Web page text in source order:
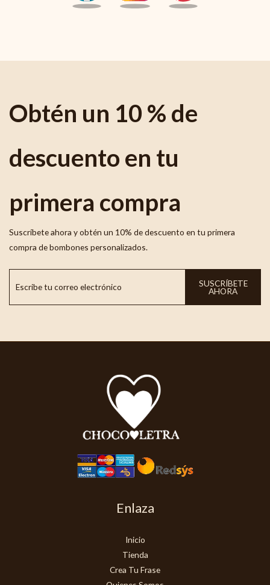
Obtén un 10 % de
descuento en tu
primera compra
Suscríbete ahora y obtén un 10% de descuento en tu primera
compra de bombones personalizados.
SUSCRÍBETE
AHORA
Enlaza
Inicio
Tienda
Crea Tu Frase